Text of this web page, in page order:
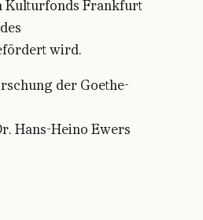
Kulturfonds Frankfurt
wird.
der Goethe-
Hans-Heino Ewers